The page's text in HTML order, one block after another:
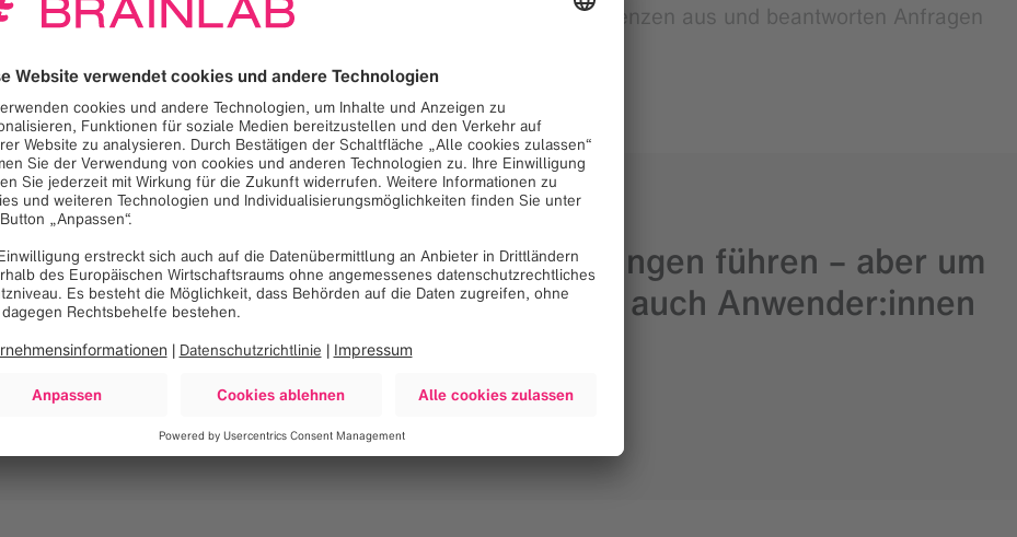
den Status der laufenden Therapien, tauschen sich in Konferenzen aus und beantworten Anfragen
kann zu präziseren Behandlungen führen – aber um
Geräte voll auszuschöpfen, müssen auch Anwender:innen
besser geschult werden.“
Ishikawa , Leitender Medizinphysiker, Universitätsklinikum Hokkaido